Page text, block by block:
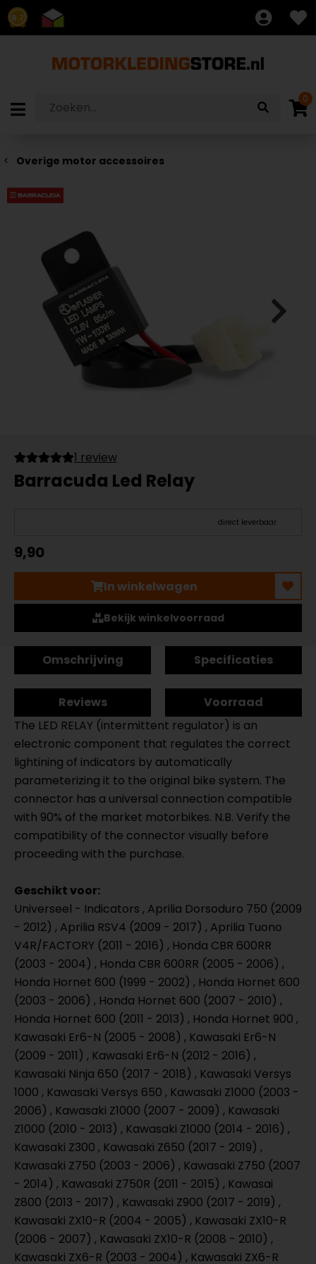
8.7
0
Overige motor accessoires
1 review
Barracuda Led Relay
direct leverbaar
9,90
In winkelwagen
Bekijk winkelvoorraad
Omschrijving Specificaties
Reviews
Voorraad
The LED RELAY (intermittent regulator) is an
electronic component that regulates the correct
lightining of indicators by automatically
parameterizing it to the original bike system. The
connector has a universal connection compatible
with 90% of the market motorbikes. N.B. Verify the
compatibility of the connector visually before
proceeding with the purchase.
Geschikt voor:
Universeel - Indicators , Aprilia Dorsoduro 750 (2009
- 2012) , Aprilia RSV4 (2009 - 2017) , Aprilia Tuono
V4R/FACTORY (2011 - 2016) , Honda CBR 600RR
(2003 - 2004) , Honda CBR 600RR (2005 - 2006) ,
Honda Hornet 600 (1999 - 2002) , Honda Hornet 600
(2003 - 2006) , Honda Hornet 600 (2007 - 2010) ,
Honda Hornet 600 (2011 - 2013) , Honda Hornet 900 ,
Kawasaki Er6-N (2005 - 2008) , Kawasaki Er6-N
(2009 - 2011) , Kawasaki Er6-N (2012 - 2016) ,
Kawasaki Ninja 650 (2017 - 2018) , Kawasaki Versys
1000 , Kawasaki Versys 650 , Kawasaki Z1000 (2003 -
2006) , Kawasaki Z1000 (2007 - 2009) , Kawasaki
Z1000 (2010 - 2013) , Kawasaki Z1000 (2014 - 2016) ,
Kawasaki Z300 , Kawasaki Z650 (2017 - 2019) ,
Kawasaki Z750 (2003 - 2006) , Kawasaki Z750 (2007
- 2014) , Kawasaki Z750R (2011 - 2015) , Kawasai
Z800 (2013 - 2017) , Kawasaki Z900 (2017 - 2019) ,
Kawasaki ZX10-R (2004 - 2005) , Kawasaki ZX10-R
(2006 - 2007) , Kawasaki ZX10-R (2008 - 2010) ,
Kawasaki ZX6-R (2003 - 2004) , Kawasaki ZX6-R